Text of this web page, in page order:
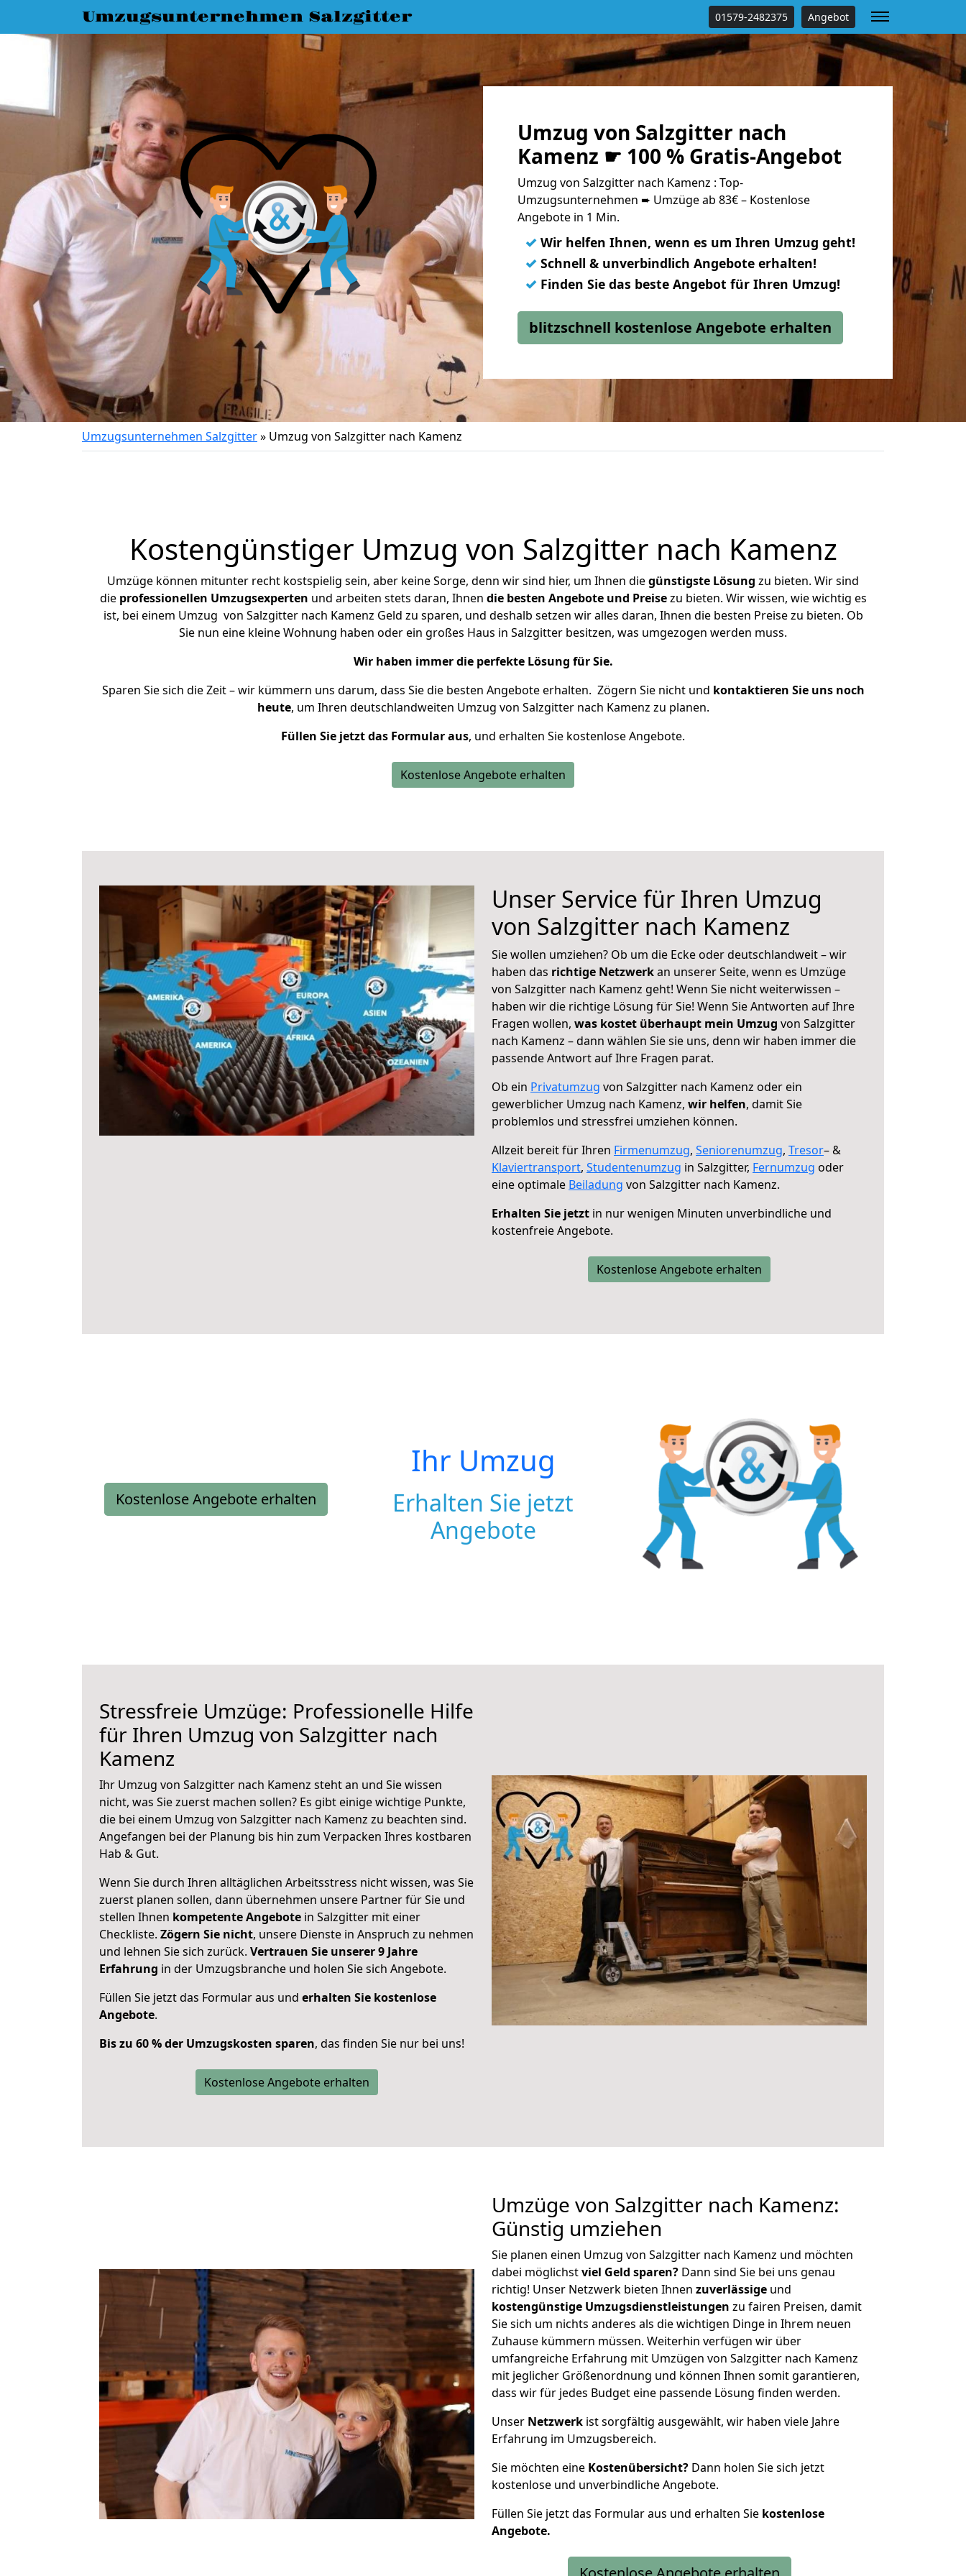
Umzugsunternehmen Salzgitter 01579-2482375 Angebot
Umzug von Salzgitter nach
Kamenz ☛ 100 % Gratis-Angebot
Umzug von Salzgitter nach Kamenz : Top-
Umzugsunternehmen ➨ Umzüge ab 83€ – Kostenlose
Angebote in 1 Min.
✓ Wir helfen Ihnen, wenn es um Ihren Umzug geht!
✓ Schnell & unverbindlich Angebote erhalten!
✓ Finden Sie das beste Angebot für Ihren Umzug!
blitzschnell kostenlose Angebote erhalten
Umzugsunternehmen Salzgitter» Umzug von Salzgitter nach Kamenz
Kostengünstiger Umzug von Salzgitter nach Kamenz
Umzüge können mitunter recht kostspielig sein, aber keine Sorge, denn wir sind hier, um Ihnen diegünstigste Lösung zu bieten. Wir sind
die professionellen Umzugsexperten und arbeiten stets daran, Ihnen die besten Angebote und Preisezu bieten. Wir wissen, wie wichtig es
ist, bei einem Umzug von Salzgitter nach Kamenz Geld zu sparen, und deshalb setzen wir alles daran, Ihnen die besten Preise zu bieten. Ob
Sie nun eine kleine Wohnung haben oder ein großes Haus in Salzgitter besitzen, was umgezogen werden muss.
Wir haben immer die perfekte Lösung für Sie.
Sparen Sie sich die Zeit – wir kümmern uns darum, dass Sie die besten Angebote erhalten. Zögern Sie nicht und kontaktieren Sie uns noch
heute, um Ihren deutschlandweiten Umzug von Salzgitter nach Kamenz zu planen.
Füllen Sie jetzt das Formular aus, und erhalten Sie kostenlose Angebote.
Kostenlose Angebote erhalten
Unser Service für Ihren Umzug
von Salzgitter nach Kamenz
Sie wollen umziehen? Ob um die Ecke oder deutschlandweit – wir
haben das richtige Netzwerkan unserer Seite, wenn es Umzüge
von Salzgitter nach Kamenz geht! Wenn Sie nicht weiterwissen –
haben wir die richtige Lösung für Sie! Wenn Sie Antworten auf Ihre
Fragen wollen, was kostet überhaupt mein Umzug von Salzgitter
nach Kamenz – dann wählen Sie sie uns, denn wir haben immer die
passende Antwort auf Ihre Fragen parat.
Ob ein Privatumzug von Salzgitter nach Kamenz oder ein
gewerblicher Umzug nach Kamenz, wir helfen, damit Sie
problemlos und stressfrei umziehen können.
Allzeit bereit für Ihren Firmenumzug, Seniorenumzug, Tresor– &
Klaviertransport, Studentenumzug in Salzgitter, Fernumzug oder
eine optimale Beiladung von Salzgitter nach Kamenz.
Erhalten Sie jetzt in nur wenigen Minuten unverbindliche und
kostenfreie Angebote.
Kostenlose Angebote erhalten
Kostenlose Angebote erhalten
Ihr Umzug
Erhalten Sie jetzt
Angebote
Stressfreie Umzüge: Professionelle Hilfe
für Ihren Umzug von Salzgitter nach
Kamenz
Ihr Umzug von Salzgitter nach Kamenz steht an und Sie wissen
nicht, was Sie zuerst machen sollen? Es gibt einige wichtige Punkte,
die bei einem Umzug von Salzgitter nach Kamenz zu beachten sind.
Angefangen bei der Planung bis hin zum Verpacken Ihres kostbaren
Hab & Gut.
Wenn Sie durch Ihren alltäglichen Arbeitsstress nicht wissen, was Sie
zuerst planen sollen, dann übernehmen unsere Partner für Sie und
stellen Ihnen kompetente Angebote in Salzgitter mit einer
Checkliste. Zögern Sie nicht, unsere Dienste in Anspruch zu nehmen
und lehnen Sie sich zurück. Vertrauen Sie unserer 9 Jahre
Erfahrung in der Umzugsbranche und holen Sie sich Angebote.
Füllen Sie jetzt das Formular aus und erhalten Sie kostenlose
Angebote.
Bis zu 60 % der Umzugskosten sparen, das finden Sie nur bei uns!
Kostenlose Angebote erhalten
Umzüge von Salzgitter nach Kamenz:
Günstig umziehen
Sie planen einen Umzug von Salzgitter nach Kamenz und möchten
dabei möglichstviel Geld sparen? Dann sind Sie bei uns genau
richtig! Unser Netzwerk bieten Ihnen zuverlässige und
kostengünstige Umzugsdienstleistungen zu fairen Preisen, damit
Sie sich um nichts anderes als die wichtigen Dinge in Ihrem neuen
Zuhause kümmern müssen. Weiterhin verfügen wir über
umfangreiche Erfahrung mit Umzügen von Salzgitter nach Kamenz
mit jeglicher Größenordnung und können Ihnen somit garantieren,
dass wir für jedes Budget eine passende Lösung finden werden.
Unser Netzwerk ist sorgfältig ausgewählt, wir haben viele Jahre
Erfahrung im Umzugsbereich.
Sie möchten eine Kostenübersicht? Dann holen Sie sich jetzt
kostenlose und unverbindliche Angebote.
Füllen Sie jetzt das Formular aus und erhalten Sie kostenlose
Angebote.